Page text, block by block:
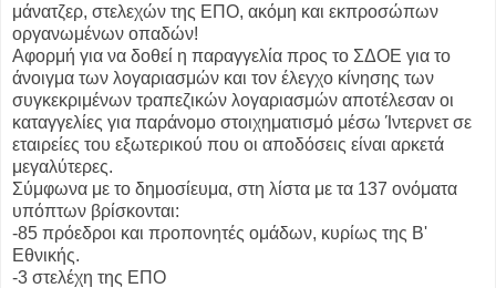
μάνατζερ, στελεχών της ΕΠΟ, ακόμη και εκπροσώπων
οργανωμένων οπαδών!
Αφορμή για να δοθεί η παραγγελία προς το ΣΔΟΕ για το
άνοιγμα των λογαριασμών και τον έλεγχο κίνησης των
συγκεκριμένων τραπεζικών λογαριασμών αποτέλεσαν οι
καταγγελίες για παράνομο στοιχηματισμό μέσω Ίντερνετ σε
εταιρείες του εξωτερικού που οι αποδόσεις είναι αρκετά
μεγαλύτερες.
Σύμφωνα με το δημοσίευμα, στη λίστα με τα 137 ονόματα
υπόπτων βρίσκονται:
-85 πρόεδροι και προπονητές ομάδων, κυρίως της Β'
Εθνικής.
-3 στελέχη της ΕΠΟ